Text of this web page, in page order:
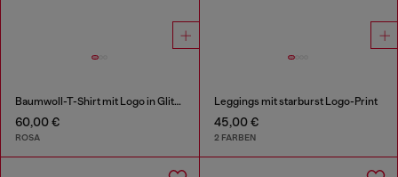
Baumwoll-T-Shirt mit Logo in Glitzeroptik
60,00 €
ROSA
Leggings mit starburst Logo-Print
45,00 €
2 FARBEN